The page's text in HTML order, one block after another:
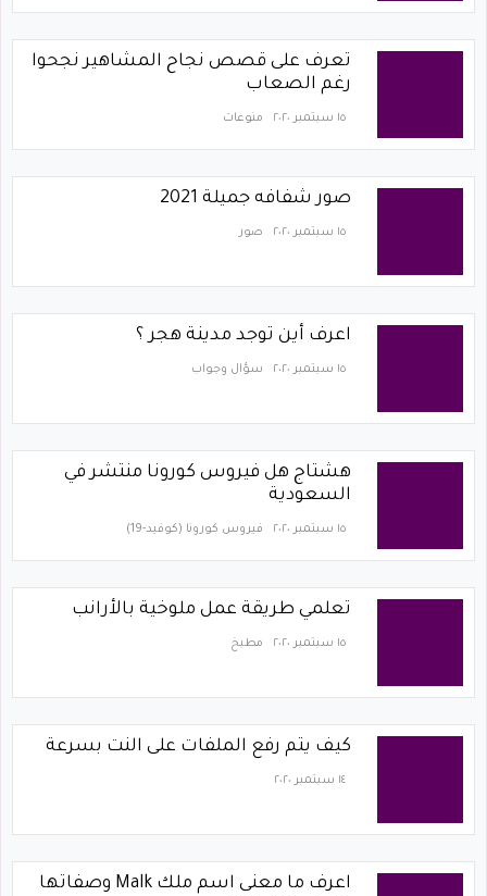
تعرف على قصص نجاح المشاهير نجحوا
رغم الصعاب
١٥ سبتمبر ٢٠٢٠ منوعات
صور شفافه جميلة 2021
١٥ سبتمبر ٢٠٢٠ صور
اعرف أين توجد مدينة هجر ؟
١٥ سبتمبر ٢٠٢٠ سؤال وجواب
هشتاج هل فيروس كورونا منتشر في
السعودية
١٥ سبتمبر ٢٠٢٠ فيروس كورونا (كوفيد-19)‏
تعلمي طريقة عمل ملوخية بالأرانب
١٥ سبتمبر ٢٠٢٠ مطبخ
كيف يتم رفع الملفات على النت بسرعة
١٤ سبتمبر ٢٠٢٠
اعرف ما معنى اسم ملك Malk وصفاتها